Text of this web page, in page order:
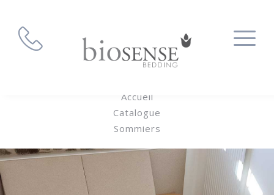
Accueil
Catalogue
Sommiers